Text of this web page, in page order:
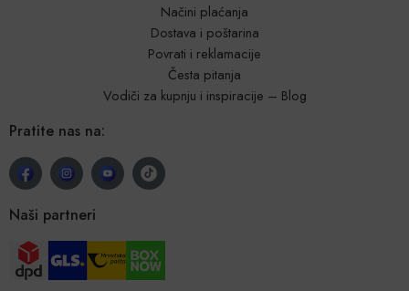
Načini plaćanja
Dostava i poštarina
Povrati i reklamacije
Česta pitanja
Vodiči za kupnju i inspiracije – Blog
Pratite nas na:
Naši partneri